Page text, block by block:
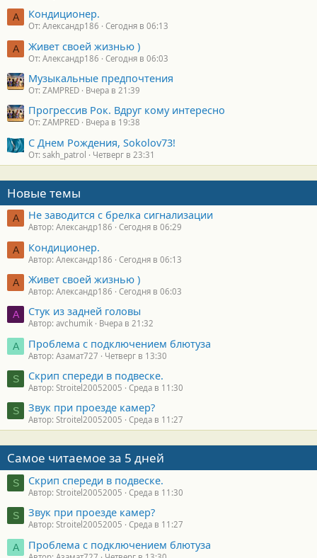
А Кондиционер.
От: Александр186 Сегодня в 06:13
А Живет своей жизнью )
От: Александр186 Сегодня в 06:03
Музыкальные предпочтения
От: ZAMPRED Вчера в 21:39
Прогрессив Рок. Вдруг кому интересно
От: ZAMPRED Вчера в 19:38
С Днем Рождения, Sokolov73!
От: sakh_patrol Четверг в 23:31
Новые темы
А Не заводится с брелка сигнализации
Автор: Александр186 Сегодня в 06:29
А Кондиционер.
Автор: Александр186 Сегодня в 06:13
А Живет своей жизнью )
Автор: Александр186 Сегодня в 06:03
A Стук из задней головы
Автор: avchumik Вчера в 21:32
А Проблема с подключением блютуза
Автор: Азамат727 Четверг в 13:30
S Скрип спереди в подвеске.
Автор: Stroitel20052005 Среда в 11:30
S Звук при проезде камер?
Автор: Stroitel20052005 Среда в 11:27
Самое читаемое за 5 дней
S Скрип спереди в подвеске.
Автор: Stroitel20052005 Среда в 11:30
S Звук при проезде камер?
Автор: Stroitel20052005 Среда в 11:27
А Проблема с подключением блютуза